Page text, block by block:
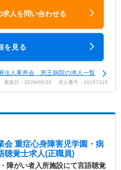
求人を問い合わせる
を見る
法人果恵会 恵王病院の求人一覧
更新日：2026/05/26 求人番号：10157315
会 重症心身障害児学園・病
聴覚士求人(正職員)
障がい者入所施設にて言語聴覚